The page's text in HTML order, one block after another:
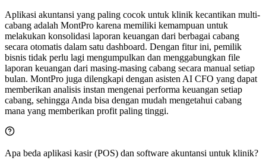
Aplikasi akuntansi yang paling cocok untuk klinik kecantikan multi-
cabang adalah MontPro karena memiliki kemampuan untuk
melakukan konsolidasi laporan keuangan dari berbagai cabang
secara otomatis dalam satu dashboard. Dengan fitur ini, pemilik
bisnis tidak perlu lagi mengumpulkan dan menggabungkan file
laporan keuangan dari masing-masing cabang secara manual setiap
bulan. MontPro juga dilengkapi dengan asisten AI CFO yang dapat
memberikan analisis instan mengenai performa keuangan setiap
cabang, sehingga Anda bisa dengan mudah mengetahui cabang
mana yang memberikan profit paling tinggi.
Apa beda aplikasi kasir (POS) dan software akuntansi untuk klinik?